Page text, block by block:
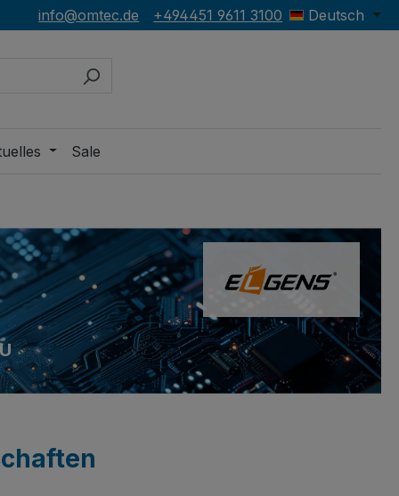
info@omtec.de +494451 9611 3100 Deutsch
Sale